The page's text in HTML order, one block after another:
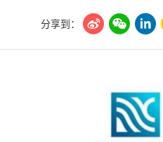
美国临床肿瘤学会(ASCO)
分享到：